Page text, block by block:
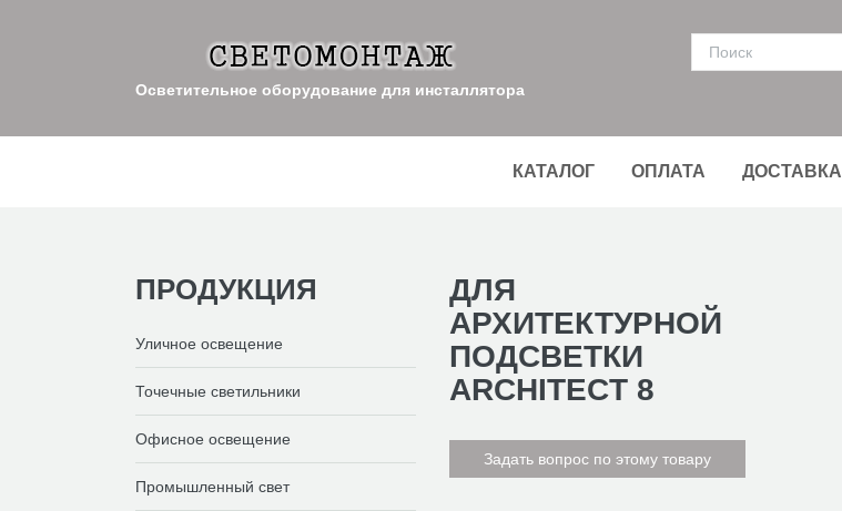
Осветительное оборудование для инсталлятора
КАТАЛОГ ОПЛАТА ДОСТАВКА
ДЛЯ
АРХИТЕКТУРНОЙ
ПОДСВЕТКИ
ARCHITECT 8
Задать вопрос по этому товару
ПРОДУКЦИЯ
Уличное освещение
Точечные светильники
Офисное освещение
Промышленный свет